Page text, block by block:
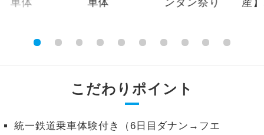
こだわりポイント
統一鉄道乗車体験付き（6日目ダナン→フエ
歳未満）2,515円
す。
航空保険特別料金
大人（12歳以上）1,320円、子供（2歳以上12
歳未満）1,320円到着地
事の心配はいりません。（機内食を除
だけます。
ホン
をじっくり聞くことができます。